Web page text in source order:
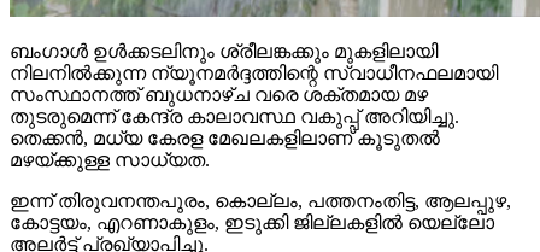
ബംഗാള്‍ ഉള്‍ക്കടലിനും ശ്രീലങ്കക്കും മുകളിലായി
നിലനില്‍ക്കുന്ന ന്യൂനമര്‍ദ്ദത്തിന്റെ സ്വാധീനഫലമായി
സംസ്ഥാനത്ത് ബുധനാഴ്ച വരെ ശക്തമായ മഴ
തുടരുമെന്ന് കേന്ദ്ര കാലാവസ്ഥ വകുപ്പ് അറിയിച്ചു.
തെക്കന്‍, മധ്യ കേരള മേഖലകളിലാണ് കൂടുതല്‍
മഴയ്ക്കുള്ള സാധ്യത.
ഇന്ന് തിരുവനന്തപുരം, കൊല്ലം, പത്തനംതിട്ട, ആലപ്പുഴ,
കോട്ടയം, എറണാകുളം, ഇടുക്കി ജില്ലകളില്‍ യെല്ലോ
അലര്‍ട്ട് പ്രഖ്യാപിച്ചു.